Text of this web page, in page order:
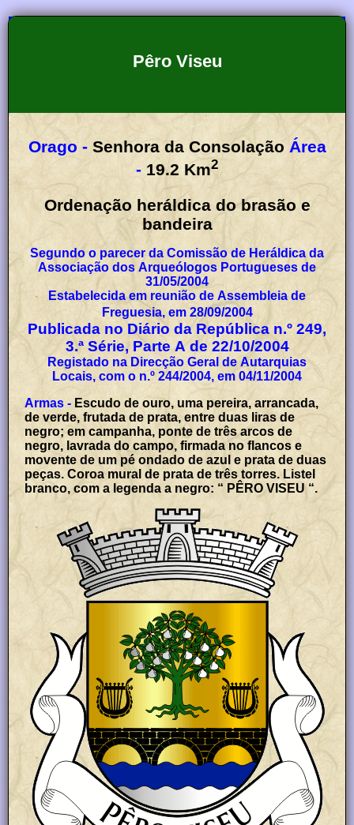
Pêro Viseu
Orago - Senhora da Consolação Área
- 19.2 Km2
Ordenação heráldica do brasão e
bandeira
Segundo o parecer da Comissão de Heráldica da
Associação dos Arqueólogos Portugueses de
31/05/2004
Estabelecida em reunião de Assembleia de
Freguesia, em 28/09/2004
Publicada no Diário da República n.º 249,
3.ª Série, Parte A de 22/10/2004
Registado na Direcção Geral de Autarquias
Locais, com o n.º 244/2004, em 04/11/2004
Armas - Escudo de ouro, uma pereira, arrancada,
de verde, frutada de prata, entre duas liras de
negro; em campanha, ponte de três arcos de
negro, lavrada do campo, firmada no flancos e
movente de um pé ondado de azul e prata de duas
peças. Coroa mural de prata de três torres. Listel
branco, com a legenda a negro: “ PÊRO VISEU “.